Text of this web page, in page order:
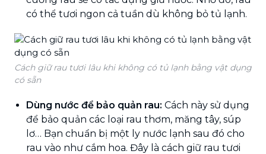
có thể tươi ngon cả tuần dù không bỏ tủ lạnh.
Cách giữ rau tươi lâu khi không có tủ lạnh bằng vật dụng
có sẵn
Dùng nước để bảo quản rau: Cách này sử dụng
để bảo quản các loại rau thơm, măng tây, súp
lơ… Bạn chuẩn bị một ly nước lạnh sau đó cho
rau vào như cắm hoa. Đây là cách giữ rau tươi